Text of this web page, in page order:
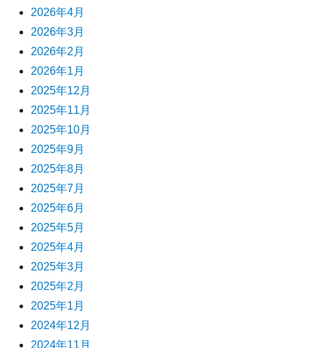
2026年4月
2026年3月
2026年2月
2026年1月
2025年12月
2025年11月
2025年10月
2025年9月
2025年8月
2025年7月
2025年6月
2025年5月
2025年4月
2025年3月
2025年2月
2025年1月
2024年12月
2024年11月